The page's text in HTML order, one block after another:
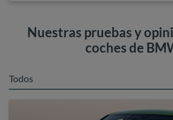
Nuestras pruebas y
coches de
Todos